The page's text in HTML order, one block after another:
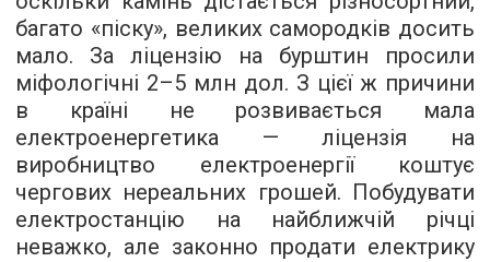
багато «піску», великих самородків досить
мало. За ліцензію на бурштин просили
міфологічні 2–5 млн дол. З цієї ж причини
в країні не розвивається мала
електроенергетика — ліцензія на
виробництво електроенергії коштує
чергових нереальних грошей. Побудувати
електростанцію на найближчій річці
неважко, але законно продати електрику